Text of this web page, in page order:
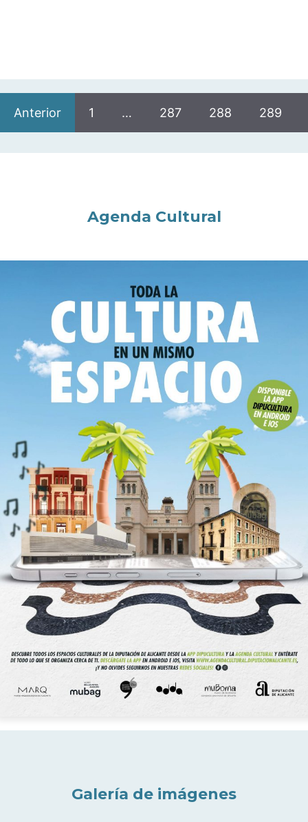
Anterior 1 … 287 288 289
Agenda Cultural
Galería de imágenes